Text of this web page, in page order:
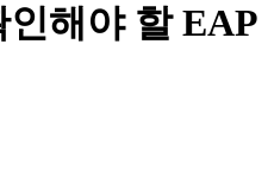
해야 할 EAP